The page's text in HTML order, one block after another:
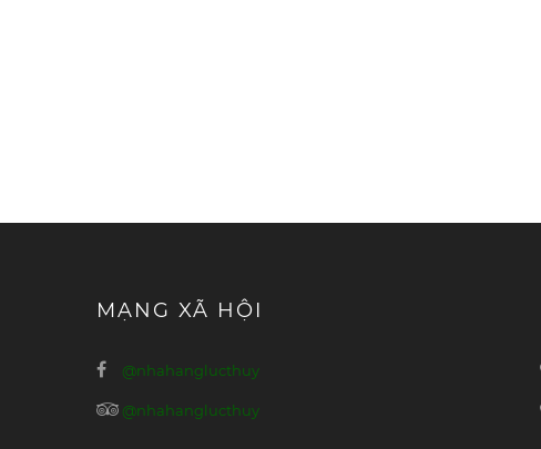
MẠNG XÃ HỘI
@nhahanglucthuy
@nhahanglucthuy